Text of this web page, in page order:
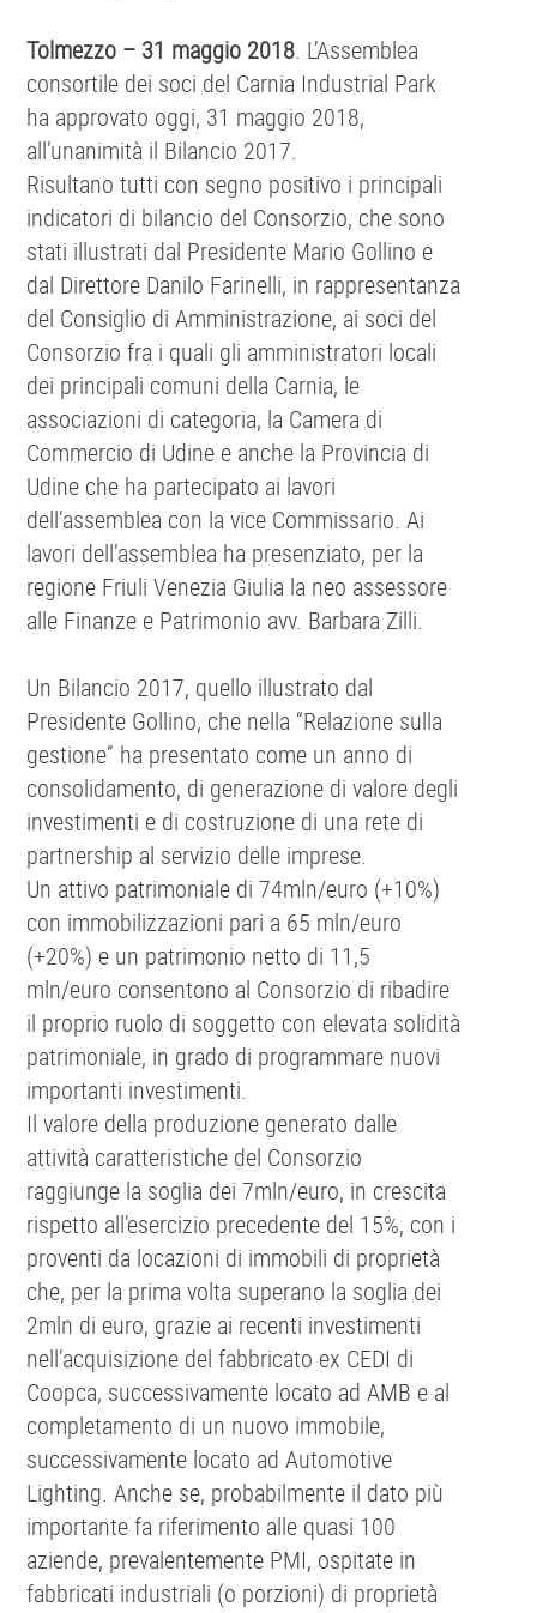
Tolmezzo – 31 maggio 2018. L’Assemblea
consortile dei soci del Carnia Industrial Park
ha approvato oggi, 31 maggio 2018,
all’unanimità il Bilancio 2017.
Risultano tutti con segno positivo i principali
indicatori di bilancio del Consorzio, che sono
stati illustrati dal Presidente Mario Gollino e
dal Direttore Danilo Farinelli, in rappresentanza
del Consiglio di Amministrazione, ai soci del
Consorzio fra i quali gli amministratori locali
dei principali comuni della Carnia, le
associazioni di categoria, la Camera di
Commercio di Udine e anche la Provincia di
Udine che ha partecipato ai lavori
dell’assemblea con la vice Commissario. Ai
lavori dell’assemblea ha presenziato, per la
regione Friuli Venezia Giulia la neo assessore
alle Finanze e Patrimonio avv. Barbara Zilli.
Un Bilancio 2017, quello illustrato dal
Presidente Gollino, che nella “Relazione sulla
gestione” ha presentato come un anno di
consolidamento, di generazione di valore degli
investimenti e di costruzione di una rete di
partnership al servizio delle imprese.
Un attivo patrimoniale di 74mln/euro (+10%)
con immobilizzazioni pari a 65 mln/euro
(+20%) e un patrimonio netto di 11,5
mln/euro consentono al Consorzio di ribadire
il proprio ruolo di soggetto con elevata solidità
patrimoniale, in grado di programmare nuovi
importanti investimenti.
Il valore della produzione generato dalle
attività caratteristiche del Consorzio
raggiunge la soglia dei 7mln/euro, in crescita
rispetto all’esercizio precedente del 15%, con i
proventi da locazioni di immobili di proprietà
che, per la prima volta superano la soglia dei
2mln di euro, grazie ai recenti investimenti
nell’acquisizione del fabbricato ex CEDI di
Coopca, successivamente locato ad AMB e al
completamento di un nuovo immobile,
successivamente locato ad Automotive
Lighting. Anche se, probabilmente il dato più
importante fa riferimento alle quasi 100
aziende, prevalentemente PMI, ospitate in
fabbricati industriali (o porzioni) di proprietà